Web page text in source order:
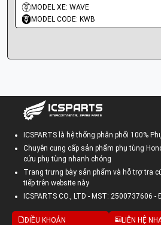
MODEL XE: WAVE
MODEL CODE: KWB
ICSPARTS là hệ thống phân phối 100%
Chuyên cung cấp sản phẩm phụ tùng
cứu phụ tùng nhanh chóng
Trang trưng bày sản phẩm và hỗ trợ tra
tiếp trên website này
ICSPARTS CO., LTD - MST: 2500737606 -
ĐIỀU KHOẢN LIÊN HỆ